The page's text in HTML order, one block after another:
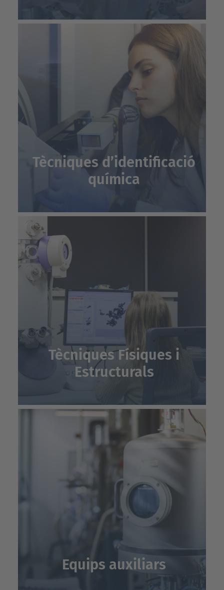
Tècniques d’identificació
química
Tècniques Físiques i
Estructurals
Equips auxiliars